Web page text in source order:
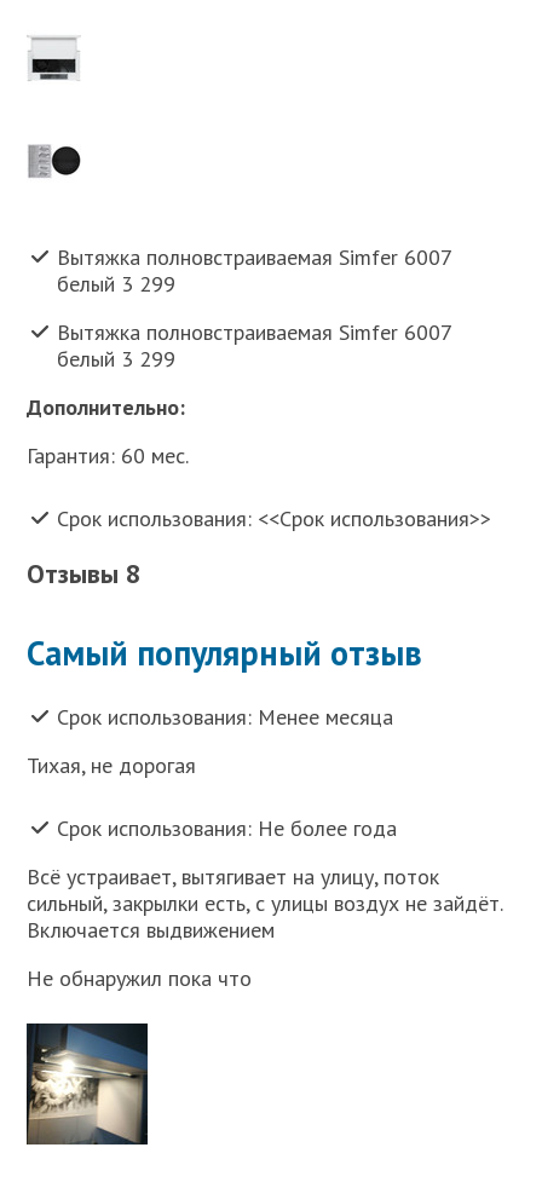
Вытяжка полновстраиваемая Simfer 6007
белый 3 299
Вытяжка полновстраиваемая Simfer 6007
белый 3 299
Дополнительно:
Гарантия: 60 мес.
Срок использования: <<Срок использования>>
Отзывы 8
Самый популярный отзыв
Срок использования: Менее месяца
Тихая, не дорогая
Срок использования: Не более года
Всё устраивает, вытягивает на улицу, поток
сильный, закрылки есть, с улицы воздух не зайдёт.
Включается выдвижением
Не обнаружил пока что